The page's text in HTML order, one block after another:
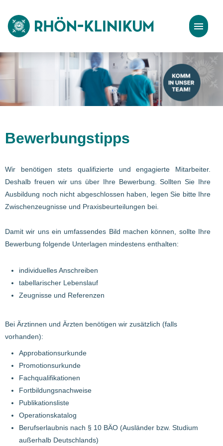
Stellenangebote
Bewerbungstipps
Bewerbungstipps
Wir benötigen stets qualifizierte und engagierte Mitarbeiter.
Deshalb freuen wir uns über Ihre Bewerbung. Sollten Sie Ihre
Ausbildung noch nicht abgeschlossen haben, legen Sie bitte Ihre
Zwischenzeugnisse und Praxisbeurteilungen bei.
Damit wir uns ein umfassendes Bild machen können, sollte Ihre
Bewerbung folgende Unterlagen mindestens enthalten:
individuelles Anschreiben
tabellarischer Lebenslauf
Zeugnisse und Referenzen
Bei Ärztinnen und Ärzten benötigen wir zusätzlich (falls
vorhanden):
Approbationsurkunde
Promotionsurkunde
Fachqualifikationen
Fortbildungsnachweise
Publikationsliste
Operationskatalog
Berufserlaubnis nach § 10 BÄO (Ausländer bzw. Studium
außerhalb Deutschlands)